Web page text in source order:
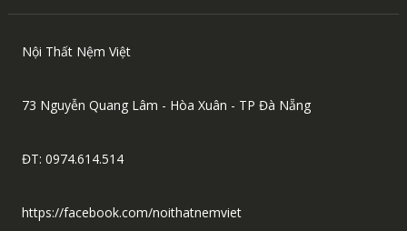
Nội Thất Nệm Việt
73 Nguyễn Quang Lâm - Hòa Xuân - TP Đà Nẵng
ĐT: 0974.614.514
https://facebook.com/noithatnemviet